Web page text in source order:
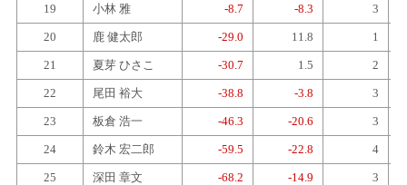
19 小林 雅 -8.7 -8.3 3
20 鹿 健太郎 -29.0 11.8 1
21 夏芽 ひさこ -30.7 1.5 2
22 尾田 裕大 -38.8 -3.8 3
23 板倉 浩一 -46.3 -20.6 3
24 鈴木 宏二郎 -59.5 -22.8 4
25 深田 章文 -68.2 -14.9 3